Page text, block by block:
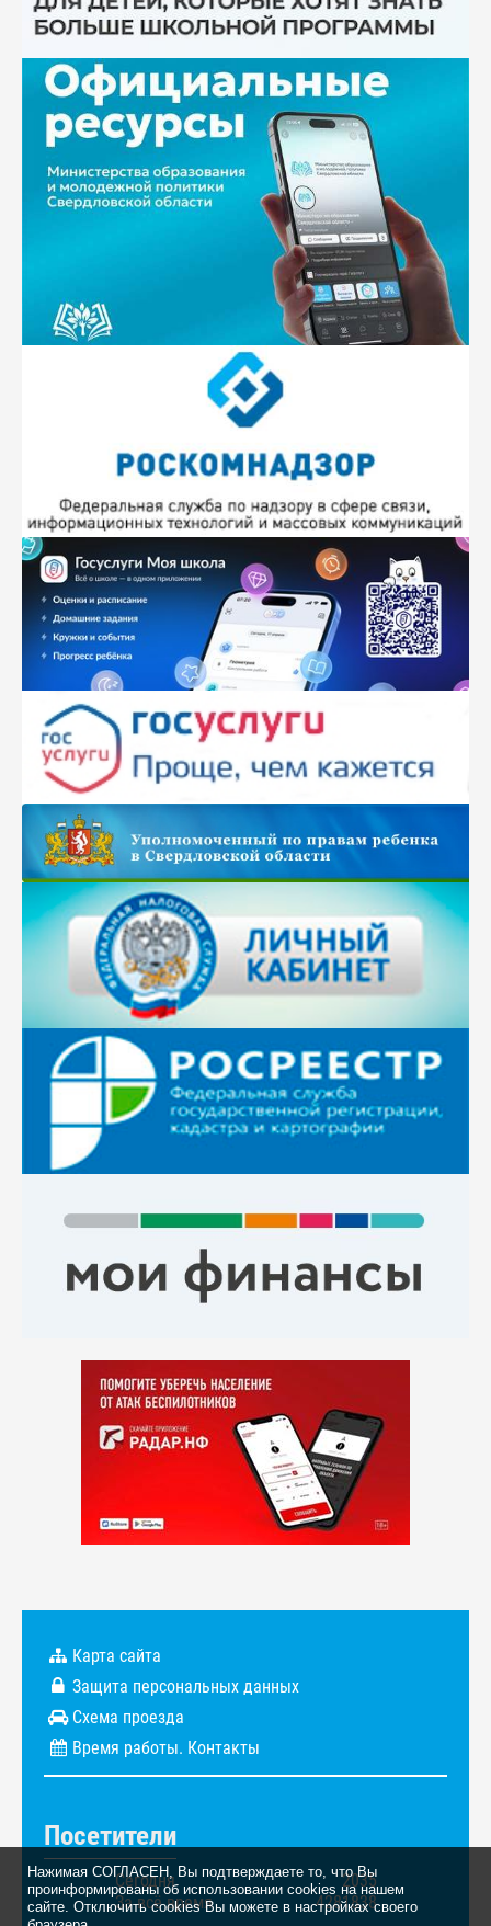
Нажимая СОГЛАСЕН, Вы подтверждаете то, что Вы
проинформированы об использовании cookies на нашем
сайте. Отключить cookies Вы можете в настройках своего
Карта сайта
Защита персональных данных
Схема проезда
Время работы. Контакты
Посетители
Сегодня
2035
За всё время
4281838